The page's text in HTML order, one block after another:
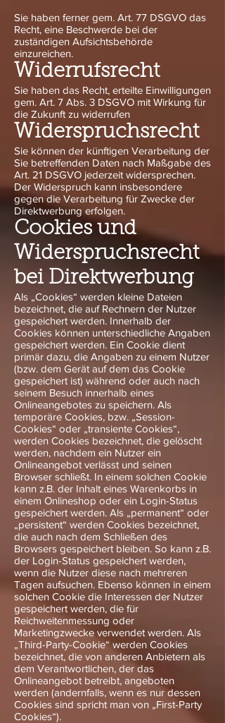
Sie haben ferner gem. Art. 77 DSGVO das
Recht, eine Beschwerde bei der
zuständigen Aufsichtsbehörde
einzureichen.
Widerrufsrecht
Sie haben das Recht, erteilte Einwilligungen
gem. Art. 7 Abs. 3 DSGVO mit Wirkung für
die Zukunft zu widerrufen
Widerspruchsrecht
Sie können der künftigen Verarbeitung der
Sie betreffenden Daten nach Maßgabe des
Art. 21 DSGVO jederzeit widersprechen.
Der Widerspruch kann insbesondere
gegen die Verarbeitung für Zwecke der
Direktwerbung erfolgen.
Cookies und
Widerspruchsrecht
bei Direktwerbung
Als „Cookies“ werden kleine Dateien
bezeichnet, die auf Rechnern der Nutzer
gespeichert werden. Innerhalb der
Cookies können unterschiedliche Angaben
gespeichert werden. Ein Cookie dient
primär dazu, die Angaben zu einem Nutzer
(bzw. dem Gerät auf dem das Cookie
gespeichert ist) während oder auch nach
seinem Besuch innerhalb eines
Onlineangebotes zu speichern. Als
temporäre Cookies, bzw. „Session-
Cookies“ oder „transiente Cookies“,
werden Cookies bezeichnet, die gelöscht
werden, nachdem ein Nutzer ein
Onlineangebot verlässt und seinen
Browser schließt. In einem solchen Cookie
kann z.B. der Inhalt eines Warenkorbs in
einem Onlineshop oder ein Login-Status
gespeichert werden. Als „permanent“ oder
„persistent“ werden Cookies bezeichnet,
die auch nach dem Schließen des
Browsers gespeichert bleiben. So kann z.B.
der Login-Status gespeichert werden,
wenn die Nutzer diese nach mehreren
Tagen aufsuchen. Ebenso können in einem
solchen Cookie die Interessen der Nutzer
gespeichert werden, die für
Reichweitenmessung oder
Marketingzwecke verwendet werden. Als
„Third-Party-Cookie“ werden Cookies
bezeichnet, die von anderen Anbietern als
dem Verantwortlichen, der das
Onlineangebot betreibt, angeboten
werden (andernfalls, wenn es nur dessen
Cookies sind spricht man von „First-Party
Cookies“).